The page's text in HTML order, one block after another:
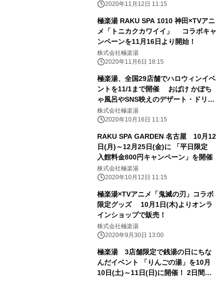
2020年11月12日 11:15
極楽湯 RAKU SPA 1010 神田×TVアニ
メ「トニカクカワイイ」 コラボキャ
ンペーンを11月16日より開始！
株式会社極楽湯
2020年11月6日 18:15
極楽湯、全国29店舗でハロウィンイベ
ントを11/1まで開催 おばけ かぼち
ゃ風呂やSNS映えのデザート・ドリン
クが登場
株式会社極楽湯
2020年10月16日 11:15
RAKU SPA GARDEN 名古屋 10月12
日(月)～12月25日(金)に 「平日限定
入館料金800円キャンペーン」を開催
株式会社極楽湯
2020年10月12日 11:15
極楽湯×TVアニメ「鬼滅の刃」コラボ
限定グッズ 10月1日(木)よりオンラ
インショップで販売！
株式会社極楽湯
2020年9月30日 13:00
極楽湯 3店舗限定で銭湯の日にちな
んだイベント 「りんごの湯」を10月
10日(土)～11日(日)に開催！ 2日間合